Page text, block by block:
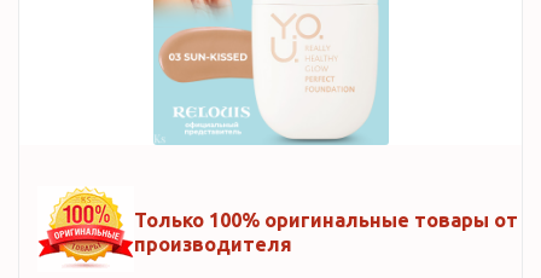
Только 100% оригинальные товары от
производителя